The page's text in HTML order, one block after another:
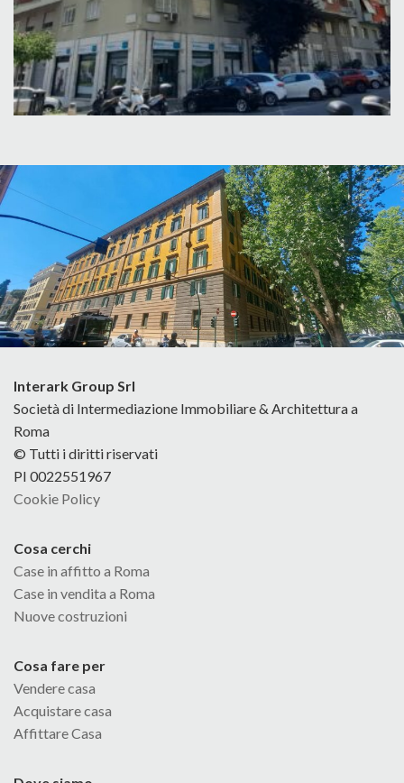
Interark Group Srl
Società di Intermediazione Immobiliare & Architettura a
Roma
© Tutti i diritti riservati
PI 0022551967
Cookie Policy
Cosa cerchi
Case in affitto a Roma
Case in vendita a Roma
Nuove costruzioni
Cosa fare per
Vendere casa
Acquistare casa
Affittare Casa